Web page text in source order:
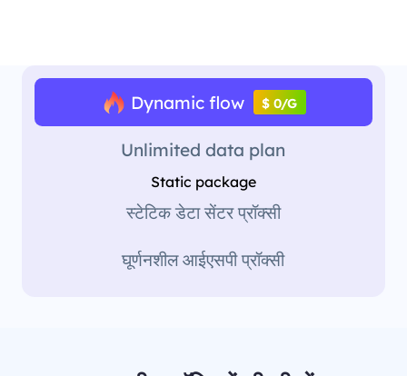
Dynamic flow $ 0/G
Unlimited data plan
Static package
स्टेटिक डेटा सेंटर प्रॉक्सी
घूर्णनशील आईएसपी प्रॉक्सी